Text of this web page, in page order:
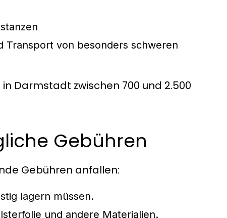
Transport von besonders schweren
Darmstadt zwischen 700 und 2.500
Gebühren
Gebühren anfallen:
lagern müssen.
und andere Materialien.